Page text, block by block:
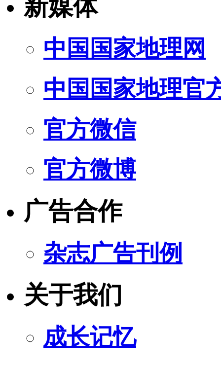
新媒体
中国国家地理网
中国国家地理官
官方微信
官方微博
广告合作
杂志广告刊例
关于我们
成长记忆